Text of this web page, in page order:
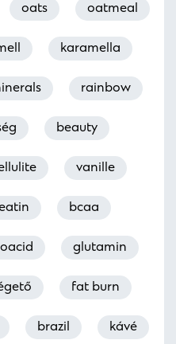
oats oatmeal
karamella
rainbow
beauty
vanille
bcaa
glutamin
fat burn
brazil kávé